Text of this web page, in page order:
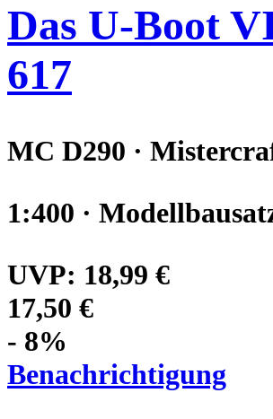
Das U-Boot
617
MC D290 ·
1:400 ·
UVP: 18,99 €
17,50 €
- 8%
Benachrichtigung